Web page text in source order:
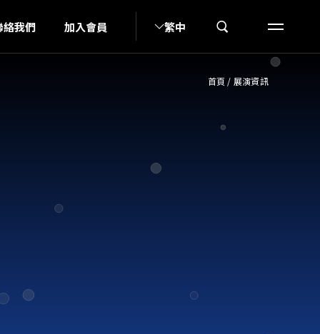
絡我們 加入會員 繁中
首頁 / 展演資訊